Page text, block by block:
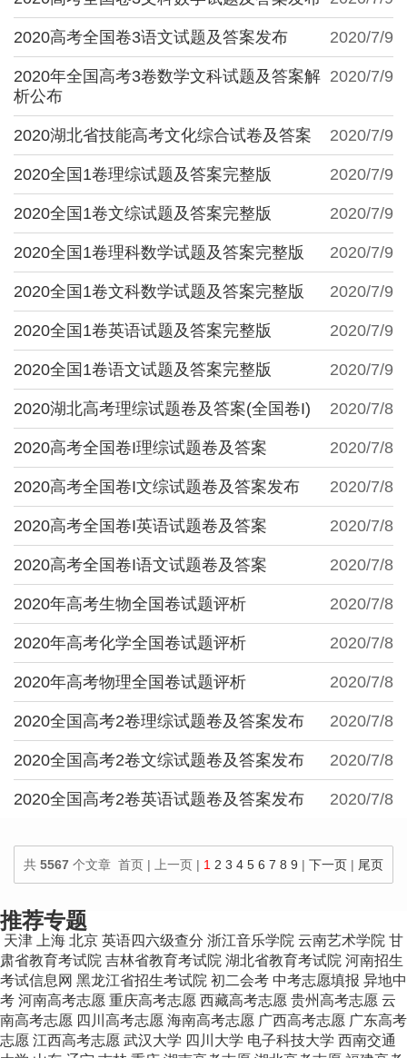
2020/7/9
2020高考全国卷3语文试题及答案发布
2020/7/9
2020年全国高考3卷数学文科试题及答案解
析公布
2020/7/9
2020湖北省技能高考文化综合试卷及答案
2020/7/9
2020全国1卷理综试题及答案完整版
2020/7/9
2020全国1卷文综试题及答案完整版
2020/7/9
2020全国1卷理科数学试题及答案完整版
2020/7/9
2020全国1卷文科数学试题及答案完整版
2020/7/9
2020全国1卷英语试题及答案完整版
2020/7/9
2020全国1卷语文试题及答案完整版
2020/7/8
2020湖北高考理综试题卷及答案(全国卷I)
2020/7/8
2020高考全国卷I理综试题卷及答案
2020/7/8
2020高考全国卷I文综试题卷及答案发布
2020/7/8
2020高考全国卷I英语试题卷及答案
2020/7/8
2020高考全国卷I语文试题卷及答案
2020/7/8
2020年高考生物全国卷试题评析
2020/7/8
2020年高考化学全国卷试题评析
2020/7/8
2020年高考物理全国卷试题评析
2020/7/8
2020全国高考2卷理综试题卷及答案发布
2020/7/8
2020全国高考2卷文综试题卷及答案发布
2020/7/8
2020全国高考2卷英语试题卷及答案发布
共 5567 个文章 首页 | 上一页 | 1 2 3 4 5 6 7 8 9 | 下一页 | 尾页
推荐专题
天津 上海 北京 英语四六级查分 浙江音乐学院 云南艺术学院 甘
肃省教育考试院 吉林省教育考试院 湖北省教育考试院 河南招生
考试信息网 黑龙江省招生考试院 初二会考 中考志愿填报 异地中
考 河南高考志愿 重庆高考志愿 西藏高考志愿 贵州高考志愿 云
南高考志愿 四川高考志愿 海南高考志愿 广西高考志愿 广东高考
志愿 江西高考志愿 武汉大学 四川大学 电子科技大学 西南交通